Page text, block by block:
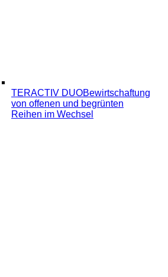
TERACTIV DUOBewirtschaftung
von offenen und begrünten
Reihen im Wechsel